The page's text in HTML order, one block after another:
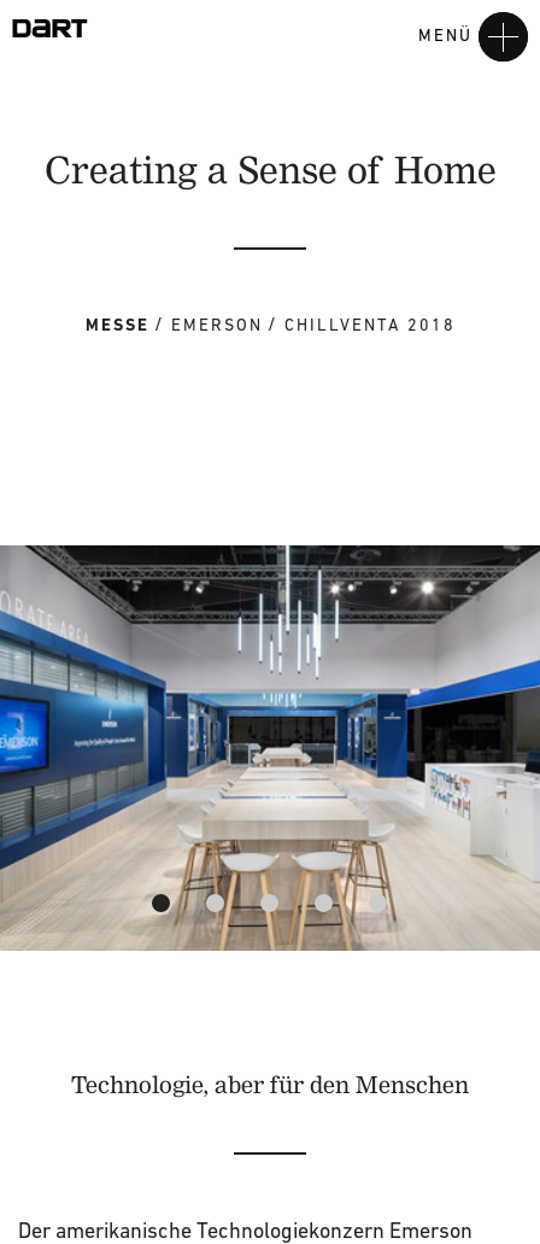
MENÜ
Creating a Sense of Home
MESSE EMERSON CHILLVENTA 2018
Technologie, aber für den Menschen
Der amerikanische Technologiekonzern Emerson